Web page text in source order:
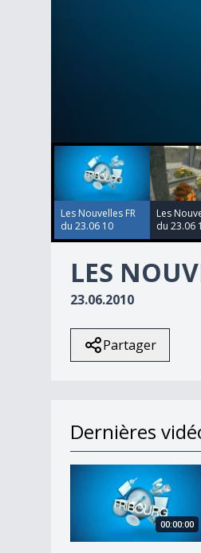
0
seconds
minutes,
20
secondsVolume
90%
Les Nouvelles FR
du 23.06 10
Les
du 23.06
LES
23.06.2010
Partager
Dernières
Les Nouvelles FR du
00:00:00